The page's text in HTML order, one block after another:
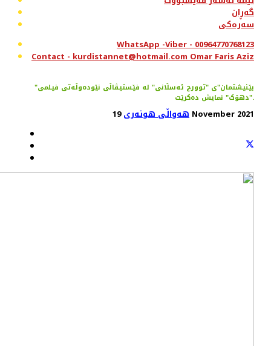
گەڕان
سەرەکی
WhatsApp -Viber - 00964770768123
Contact - kurdistannet@hotmail.com Omar Faris Aziz
"بێنیشتمان"ی "توورج ئەسڵانی" لە فێستیڤاڵی نێودەوڵەتی فیلمی
"دهۆک" نمایش ده‌کرێت.
هەواڵی هونەری 19 November 2021